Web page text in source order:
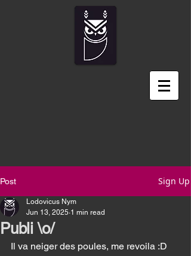
Post Sign Up
Publi \o/
Lodovicus Nym
Jun 13, 2025 1 min read
Il va neiger des poules, me revoila :D